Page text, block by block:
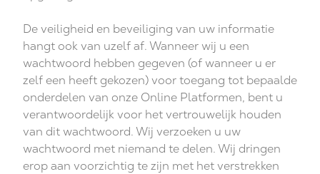
De veiligheid en beveiliging van uw informatie
hangt ook van uzelf af. Wanneer wij u een
wachtwoord hebben gegeven (of wanneer u er
zelf een heeft gekozen) voor toegang tot bepaalde
onderdelen van onze Online Platformen, bent u
verantwoordelijk voor het vertrouwelijk houden
van dit wachtwoord. Wij verzoeken u uw
wachtwoord met niemand te delen. Wij dringen
erop aan voorzichtig te zijn met het verstrekken